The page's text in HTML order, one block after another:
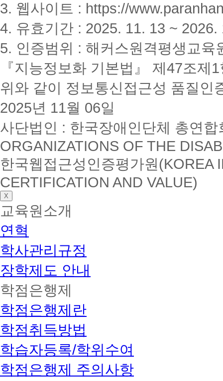
3. 웹사이트 : https://
4. 유효기간 : 2025. 11. 13 ~ 2026.
5. 인증범위 : 해커스원격평생교육
『지능정보화 기본법』 제47조
위와 같이 정보통신접근성 품질인
2025년 11월 06일
사단법인 : 한국장애인단체 총연
ORGANIZATIONS OF THE
한국웹접근성인증평가원(KOREA
CERTIFICATION AND VALUE)
X
교육원소개
연혁
학사관리규정
장학제도 안내
학점은행제
학점은행제란
학점취득방법
학습자등록/학위수여
학점은행제 주의사항